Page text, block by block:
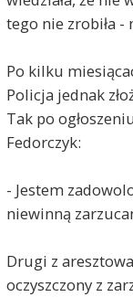
tego nie zrobiła -
Po kilku
Policja jednak
Tak po
Fedorczyk:
- Jestem
niewinną
Drugi z
oczyszczony z